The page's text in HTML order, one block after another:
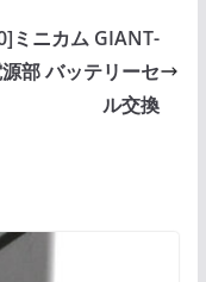
ミニカム GIANT-
部 バッテリーセ
ル交換